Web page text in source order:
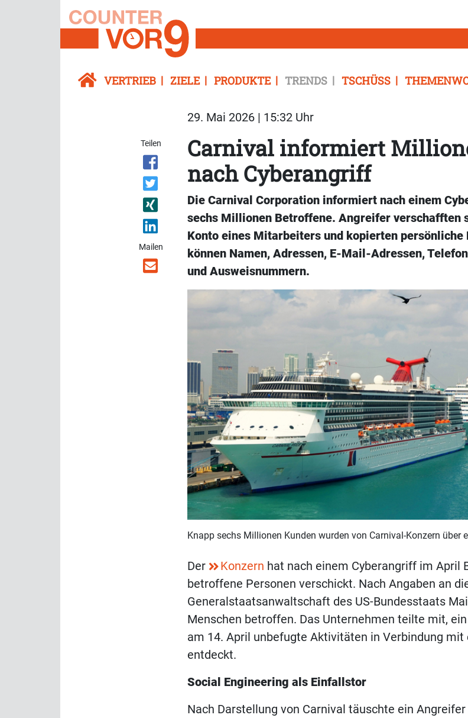
VERTRIEB ZIELE PRODUKTE TRENDS TSCHÜSS
29. Mai 2026 | 15:32 Uhr
Teilen
Mailen
Carnival informiert
nach Cyberangriff
Die Carnival Corporation informiert nach einem
sechs Millionen Betroffene. Angreifer verschafften
Konto eines Mitarbeiters und kopierten persönliche
können Namen, Adressen, E-Mail-Adressen,
und Ausweisnummern.
Knapp sechs Millionen Kunden wurden von Carnival-Konzern über
Der Konzern hat nach einem Cyberangriff im April
betroffene Personen verschickt. Nach Angaben an
Generalstaatsanwaltschaft des US-Bundesstaats
Menschen betroffen. Das Unternehmen teilte mit,
am 14. April unbefugte Aktivitäten in Verbindung
entdeckt.
Social Engineering als Einfallstor
Nach Darstellung von Carnival täuschte ein